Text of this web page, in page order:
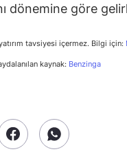
dönemine göre
tavsiyesi içermez. Bilgi için:
kaynak: Benzinga